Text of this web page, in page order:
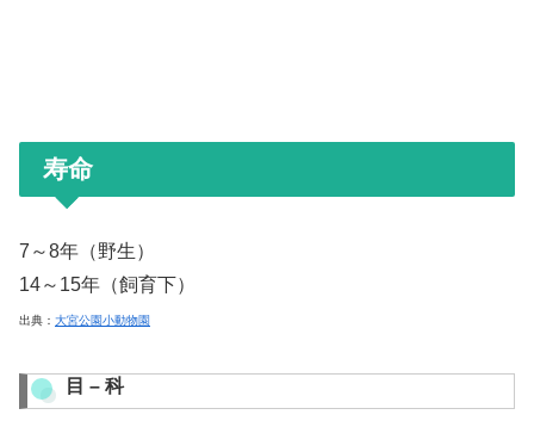
寿命
7～8年（野生）
14～15年（飼育下）
出典： 大宮公園小動物園
目 – 科